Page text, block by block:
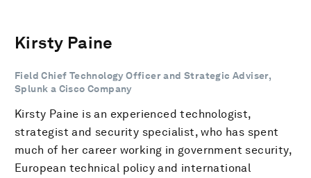
Kirsty Paine
Field Chief Technology Officer and Strategic Adviser,
Splunk a Cisco Company
Kirsty Paine is an experienced technologist,
strategist and security specialist, who has spent
much of her career working in government security,
European technical policy and international